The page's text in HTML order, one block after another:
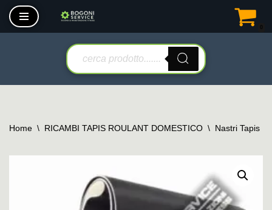
Vai
Home \ RICAMBI TAPIS ROULANT DOMESTICO \ Nastri Tapis